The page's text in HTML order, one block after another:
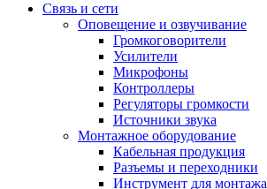
Связь и сети
Оповещение и озвучивание
Громкоговорители
Усилители
Микрофоны
Контроллеры
Регуляторы громкости
Источники звука
Монтажное оборудование
Кабельная продукция
Разъемы и переходники
Инструмент для монтажа